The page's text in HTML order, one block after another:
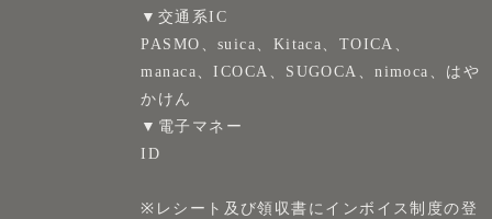
▼交通系IC
PASMO、suica、Kitaca、TOICA、
manaca、ICOCA、SUGOCA、nimoca、はや
かけん
▼電子マネー
ID
※レシート及び領収書にインボイス制度の登